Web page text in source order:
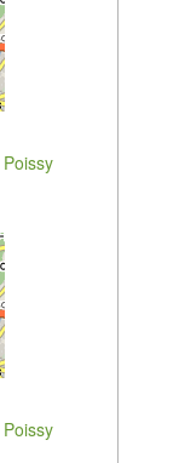
Poissy
Poissy